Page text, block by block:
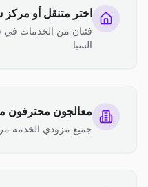
اختر متنقل أو مركز
فئتان من الخدمات
السبا
معالجون محترفون
جميع مزودي الخدمة